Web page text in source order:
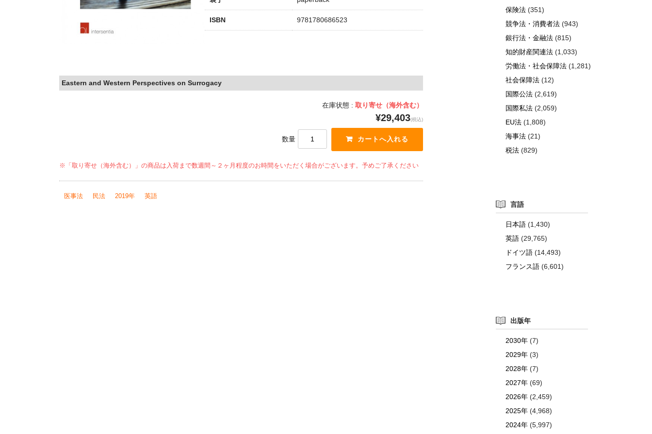
ISBN 9781780686523
Eastern and Western Perspectives on Surrogacy
在庫状態 : 取り寄せ（海外含む）
¥29,403(税込)
数量
※「取り寄せ（海外含む）」の商品は入荷まで数週間～２ヶ月程度のお時間をいただく場合がございます。予めご了承ください
医事法 民法 2019年 英語
保険法 (351)
競争法・消費者法 (943)
銀行法・金融法 (815)
知的財産関連法 (1,033)
労働法・社会保障法 (1,281)
社会保障法 (12)
国際公法 (2,619)
国際私法 (2,059)
EU法 (1,808)
海事法 (21)
税法 (829)
言語
日本語 (1,430)
英語 (29,765)
ドイツ語 (14,493)
フランス語 (6,601)
出版年
2030年 (7)
2029年 (3)
2028年 (7)
2027年 (69)
2026年 (2,459)
2025年 (4,968)
2024年 (5,997)